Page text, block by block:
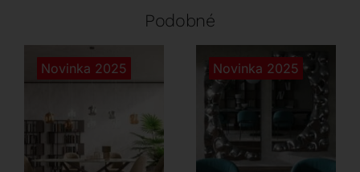
Podobné
Novinka 2025 Novinka 2025